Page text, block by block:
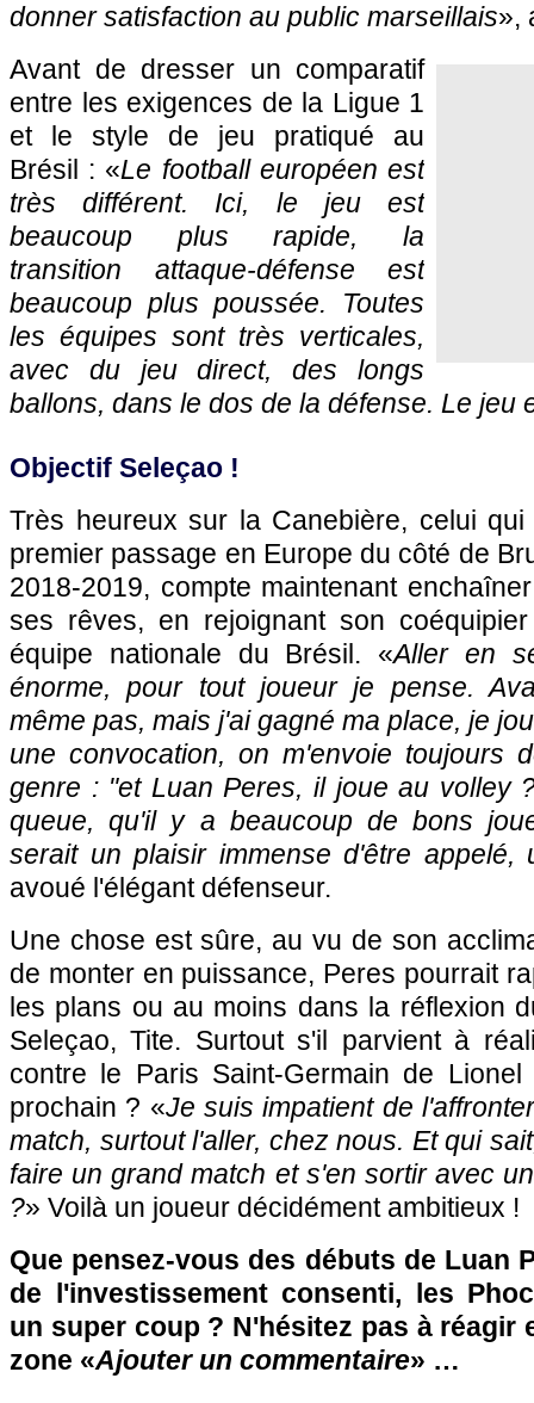
donner satisfaction au public marseillais»,
Avant de dresser un comparatif
entre les exigences de la Ligue 1
et le style de jeu pratiqué au
Brésil : «Le football européen est
très différent. Ici, le jeu est
beaucoup plus rapide, la
transition attaque-défense est
beaucoup plus poussée. Toutes
les équipes sont très verticales,
avec du jeu direct, des longs
ballons, dans le dos de la défense. Le jeu
Objectif Seleçao !
Très heureux sur la Canebière, celui
premier passage en Europe du côté de
2018-2019, compte maintenant
ses rêves, en rejoignant son
équipe nationale du Brésil. «Aller en
énorme, pour tout joueur je pense.
même pas, mais j'ai gagné ma place, je
une convocation, on m'envoie toujours
genre : "et Luan Peres, il joue au volley
queue, qu'il y a beaucoup de bons
serait un plaisir immense d'être appelé,
avoué l'élégant défenseur.
Une chose est sûre, au vu de son
de monter en puissance, Peres pourrait
les plans ou au moins dans la réflexion
Seleçao, Tite. Surtout s'il parvient à
contre le Paris Saint-Germain de
prochain ? «Je suis impatient de
match, surtout l'aller, chez nous. Et qui
faire un grand match et s'en sortir avec
?» Voilà un joueur décidément ambitieux !
Que pensez-vous des débuts de Luan
de l'investissement consenti, les
un super coup ? N'hésitez pas à réagir
zone «Ajouter un commentaire» …